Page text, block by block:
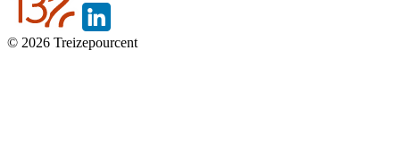
© 2026 Treizepourcent